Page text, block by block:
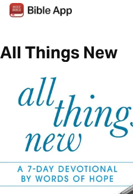
All Things New